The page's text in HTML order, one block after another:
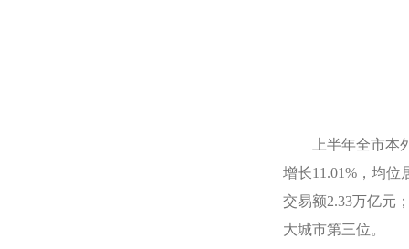
上半年全市本
增长11.01% ，均
交易额2.33万亿元
大城市第三位。